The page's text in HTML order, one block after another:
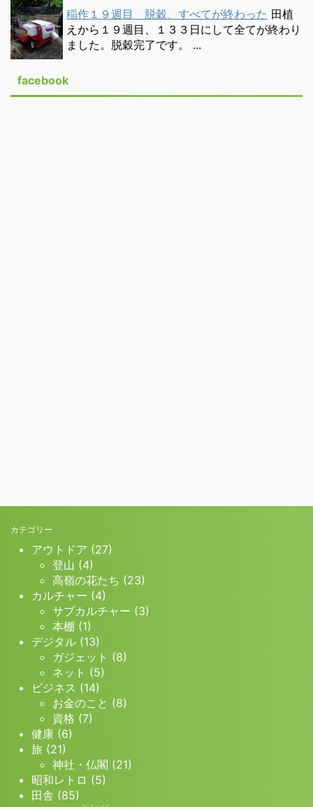
稲作１９週目 脱穀、すべてが終わった 田植
えから１９週目、１３３日にして全てが終わり
ました。脱穀完了です。 ...
facebook
カテゴリー
アウトドア (27)
登山 (4)
高嶺の花たち (23)
カルチャー (4)
サブカルチャー (3)
本棚 (1)
デジタル (13)
ガジェット (8)
ネット (5)
ビジネス (14)
お金のこと (8)
資格 (7)
健康 (6)
旅 (21)
神社・仏閣 (21)
昭和レトロ (5)
田舎 (85)